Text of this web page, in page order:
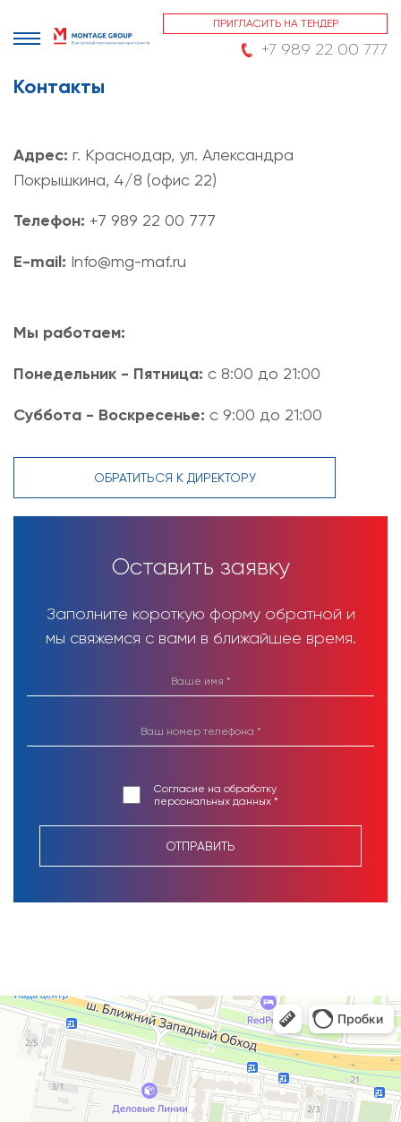
ПРИГЛАСИТЬ НА ТЕНДЕР
+7 989 22 00 777
Контакты
Адрес: г. Краснодар, ул. Александра
Покрышкина, 4/8 (офис 22)
Телефон: +7 989 22 00 777
E-mail: Info@mg-maf.ru
Мы работаем:
Понедельник - Пятница: с 8:00 до 21:00
Суббота - Воскресенье: с 9:00 до 21:00
ОБРАТИТЬСЯ К ДИРЕКТОРУ
Оставить заявку
Заполните короткую форму обратной и
мы свяжемся с вами в ближайшее время.
Согласие на обработку
персональных данных *
ОТПРАВИТЬ